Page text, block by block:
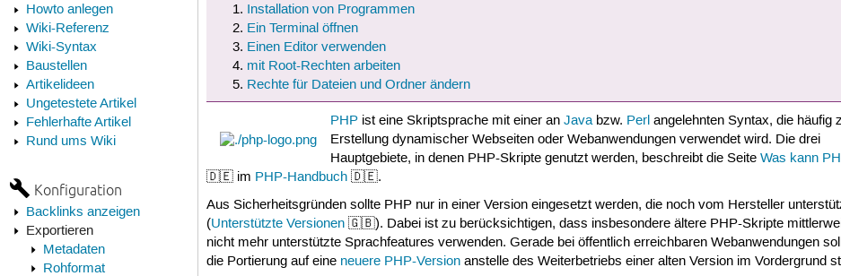
Howto anlegen
Wiki-Referenz
Wiki-Syntax
Baustellen
Artikelideen
Ungetestete Artikel
Fehlerhafte Artikel
Rund ums Wiki
Konfiguration
Backlinks anzeigen
Exportieren
Metadaten
Rohformat
Installation von Programmen
Ein Terminal öffnen
Einen Editor verwenden
mit Root-Rechten arbeiten
Rechte für Dateien und Ordner ändern
PHPist eine Skriptsprache mit einer an Javabzw. Perlangelehnten Syntax, die häufig
Erstellung dynamischer Webseiten oder Webanwendungen verwendet wird. Die drei
Hauptgebiete, in denen PHP-Skripte genutzt werden, beschreibt die Seite Was kann
🇩🇪 im PHP-Handbuch 🇩🇪.
Aus Sicherheitsgründen sollte PHP nur in einer Version eingesetzt werden, die noch vom Hersteller
(Unterstützte Versionen 🇬🇧). Dabei ist zu berücksichtigen, dass insbesondere ältere PHP-Skripte
nicht mehr unterstützte Sprachfeatures verwenden. Gerade bei öffentlich erreichbaren Webanwendungen
die Portierung auf eine neuere PHP-Version anstelle des Weiterbetriebs einer alten Version im Vordergrund